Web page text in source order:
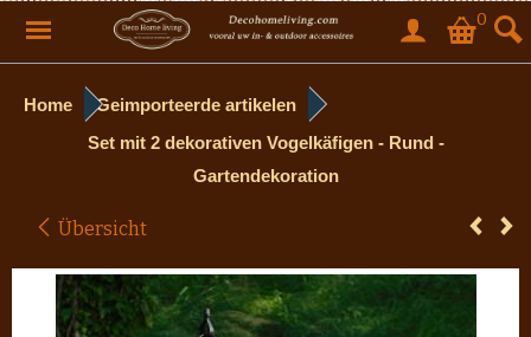
0
Home
Geimporteerde artikelen
Set mit 2 dekorativen Vogelkäfigen - Rund -
Gartendekoration
Übersicht